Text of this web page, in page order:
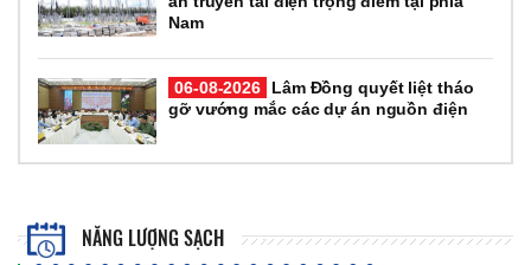
Nam
06-08-2026
Lâm Đồng quyết liệt tháo
gỡ vướng mắc các dự án nguồn điện
NĂNG LƯỢNG SẠCH